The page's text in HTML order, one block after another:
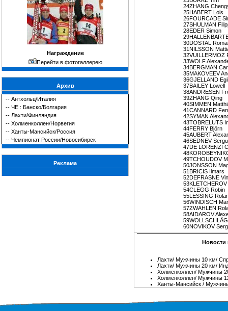
Награждение
Перейти в фотогаллерею
Архив
-- Антхольц/Италия
-- ЧЕ : Банско/Болгария
-- Лахти/Финляндия
-- Холменколлен/Норвегия
-- Ханты-Мансийск/Россия
-- Чемпионат России/Новосибирск
Реклама
24ZHANG
25HABERT Lois
26FOURCADE
27SHULMAN
28EDER Simon
29
30DOSTAL
31NILSSON
32VUILLERMOZ
33WOLF
34BERGMAN
35MAKOVEEV
36GJELLAND Egil
37BAILEY Lowell
38ANDRESEN
39ZHANG Qing
40SIMMEN
41CANNARD
42SYMAN
43TOBRELUTS
44FERRY Björn
45AUBERT
46SEDNEV
47DE LORENZI
48
49TCHOUDOV
50JONSSON
51BRICIS Ilmars
52DEFRASNE
53KLETCHEROV
54CLEGG Robin
55LESSING
56WINDISCH
57ZWAHLEN
58AIDAROV
59
60NOVIKOV
Новости
Лахти/ Мужчины 10 км/
Лахти/ Мужчины 20 км/
Холменколлен/ Мужчины
Холменколлен/ Мужчины
Ханты-Мансийск /